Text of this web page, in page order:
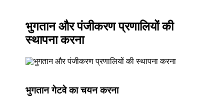
भुगतान और पंजीकरण प्रणालियों की
स्थापना करना
भुगतान गेटवे का चयन करना